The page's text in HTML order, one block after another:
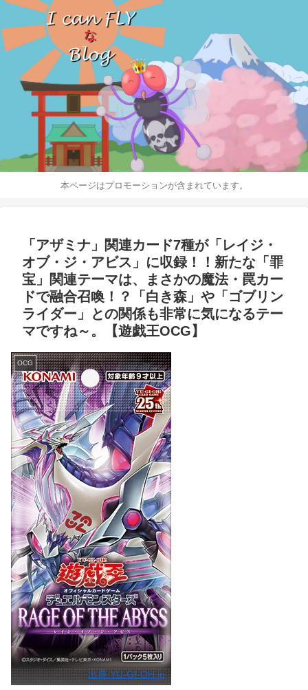
本ページはプロモーションが含まれています。
「アザミナ」関連カード7種が「レイジ・
オブ・ジ・アビス」に収録！！新たな「罪
宝」関連テーマは、まさかの魔法・罠カー
ドで融合召喚！？「白き森」や「ゴブリン
ライダー」との関係も非常に気になるテー
マですね～。【遊戯王OCG】
OCG
出典:YU-GI-OH.jp